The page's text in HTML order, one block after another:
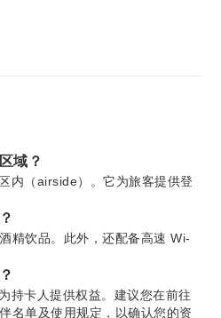
域？
内（airside）。它为旅客提供登
精饮品。此外，还配备高速 Wi-
持卡人提供权益。建议您在前往
名单及使用规定，以确认您的资